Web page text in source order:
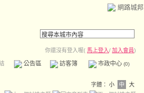
網路城邦
你還沒有登入喔( 馬上登入/ 加入會員)
公告區 訪客簿 市政中心 (0)
字體： 小 中 大